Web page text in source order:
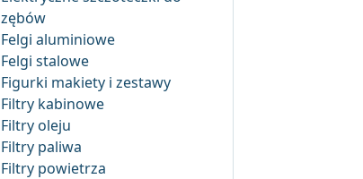
zębów
Felgi aluminiowe
Felgi stalowe
Figurki makiety i zestawy
Filtry kabinowe
Filtry oleju
Filtry paliwa
Filtry powietrza